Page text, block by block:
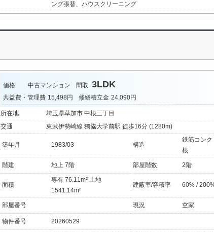
ング張替、ハウスクリーニング
価格 中古マンション 間取 3LDK
共益費・管理費 15,498円 修繕積立金 24,090円
所在地
埼玉県草加市 中根三丁目
交通
東武伊勢崎線 獨協大学前駅 徒歩16分 (1280m)
築年月 1983/03 構造
鉄筋コンク
根
階建 地上 7階 部屋階数 2階
面積
専有 76.11m² 土地
1541.14m²
建蔽率/容積率 60% /
部屋番号 現況 空家
物件番号 20260529